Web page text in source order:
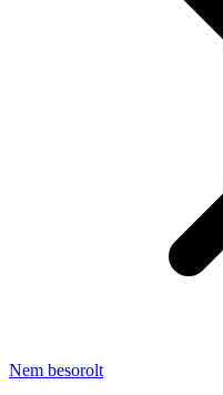
Nem besorolt